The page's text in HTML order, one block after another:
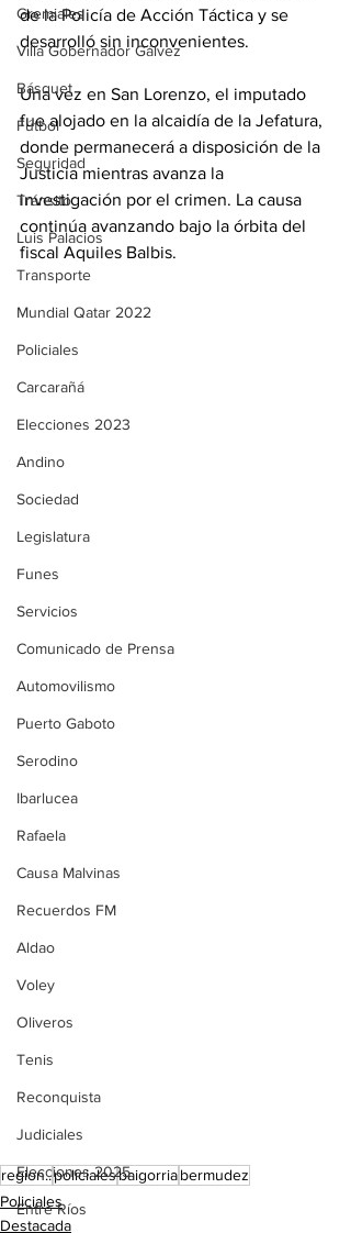
Gremiales
Villa Gobernador Gálvez
Básquet
Fútbol
Seguridad
Tránsito
Luis Palacios
Transporte
Mundial Qatar 2022
Policiales
Carcarañá
Elecciones 2023
Andino
Sociedad
Legislatura
Funes
Servicios
Comunicado de Prensa
Automovilismo
Puerto Gaboto
Serodino
Ibarlucea
Rafaela
Causa Malvinas
Recuerdos FM
Aldao
Voley
Oliveros
Tenis
Reconquista
Judiciales
Elecciones 2025
Entre Ríos
de la Policía de Acción Táctica y se
desarrolló sin inconvenientes.
Una vez en San Lorenzo, el imputado
fue alojado en la alcaidía de la Jefatura,
donde permanecerá a disposición de la
Justicia mientras avanza la
investigación por el crimen. La causa
continúa avanzando bajo la órbita del
fiscal Aquiles Balbis.
region..policialesbaigorriabermudez
Policiales
Destacada